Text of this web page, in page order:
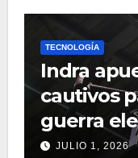
TECNOLOGÍA
Indra
cautivos
guerra
JULIO 1, 2026